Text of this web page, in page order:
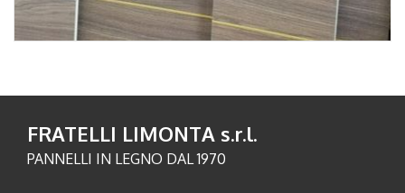
FRATELLI LIMONTA s.r.l.
PANNELLI IN LEGNO DAL 1970